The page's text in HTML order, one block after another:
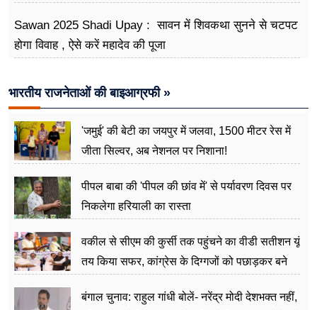
Sawan 2025 Shadi Upay : सावन में शिवकथा सुनने से चटपट
होगा विवाह , ऐसे करें महादेव की पूजा
भारतीय राजनेताओं की बाइआग्रफी »
'जमुई' की बेटी का जयपुर में जलवा, 1500 मीटर रेस में
जीता सिल्वर, अब नेशनल पर निशाना!
पीपल बाबा की 'पीपल की छांव में' से पर्यावरण दिवस पर
निकलेगा हरियाली का रास्ता
वकील से सीएम की कुर्सी तक पहुंचने का वीडी सतीशन यूं
तय किया सफर, कांग्रेस के दिग्गजों को पछाड़कर बने
बंगाल चुनाव: राहुल गांधी बोलें- नरेंद्र मोदी देशभक्त नहीं,